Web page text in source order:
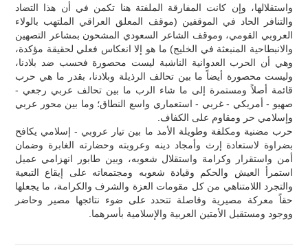
واستقلالها، وإن كانت المفارقة الملفتة هنا تكمن في أن هذا التضاد
والتنافر الحاد في الموقفين (موقف المعلق العراقي الملتهب بالولاء
العروبي القومي، وموقف الشاعر السعودي المشحون بمشاعر التصهين
والانبطاحية المنبعثة في الخليج) ما هو إلا انعكاس فعلي لحقيقة مؤكدة،
وهي أن الحرب العدوانية الناشبة ليست محصورة فحسب ضد بلادنا،
وليست محصورة أيضاً ما بين تحالف الرذيلة وبلادنا، بقدر ما هي حرب
قائمة أصلاً ومستمرة إلى ما شاء الرب ما بين تحالف عربي رجعي -
صهيو - أمريكي - غربي - استعماري واسع النطاق؛ وما بين محور عربي
وإسلامي حر ومقاوم على الكفاف.
حرب مضنية ومكلفة وطويلة الأمد ما بين تيار عروبي - إسلامي يكافح
بضراوة لاستعادة إرث وأمجاد دينه وعروبته وحضارته الغابرة وضمان
أمن واستقرار وكرامة واستقلال شعوبه، وبين طابور انهزامي عميل
استمرأ العيش والحكم وقيادة شعوبه ومجتمعاته على إيقاع التبعية
والتجرد اللامتناهي من كل مقومات العزة والشرف والكرامة، ما يجعلها
حقاً معركة مصيرية وفاصلة تتحدد على ضوء نتائجها مصير وحاضر
ووجود ومستقبل الأمتين العربية والإسلامية بأسرهما.